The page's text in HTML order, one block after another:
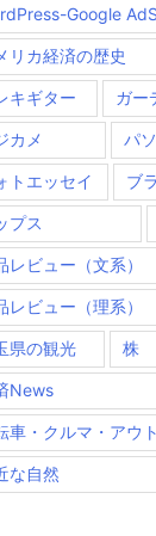
Google
リカ経済の歴史
キギター ガー
カメ パ
トエッセイ ブ
プス
レビュー（文系）
レビュー（理系）
県の観光 株
News
車・クルマ・アウ
な自然